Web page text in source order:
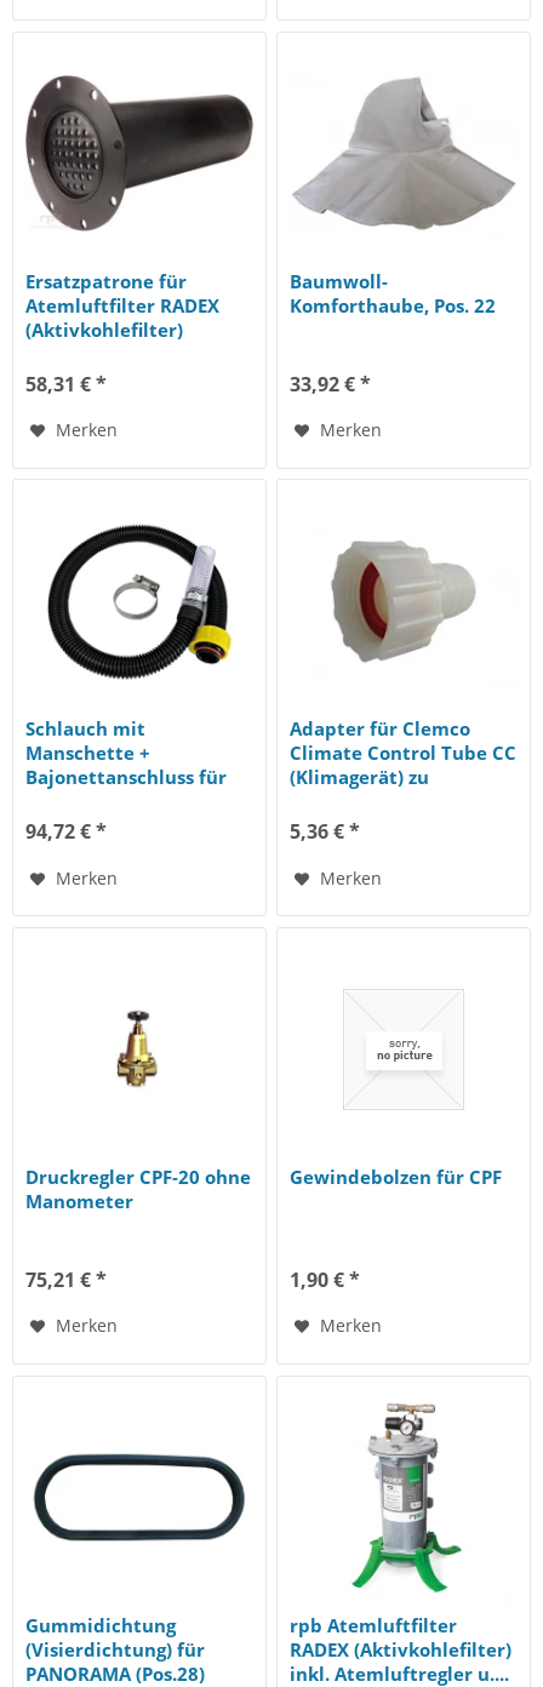
Ersatzpatrone für
Atemluftfilter RADEX
(Aktivkohlefilter)
58,31 € *
Merken
Baumwoll-
Komforthaube, Pos. 22
33,92 € *
Merken
Schlauch mit
Manschette +
Bajonettanschluss für
PANORAMA (Pos. 14)
94,72 € *
Merken
Adapter für Clemco
Climate Control Tube CC
(Klimagerät) zu
5,36 € *
Merken
Druckregler CPF-20 ohne
Manometer
75,21 € *
Merken
Gewindebolzen für CPF
1,90 € *
Merken
Gummidichtung
(Visierdichtung) für
PANORAMA (Pos.28)
rpb Atemluftfilter
RADEX (Aktivkohlefilter)
inkl. Atemluftregler u....